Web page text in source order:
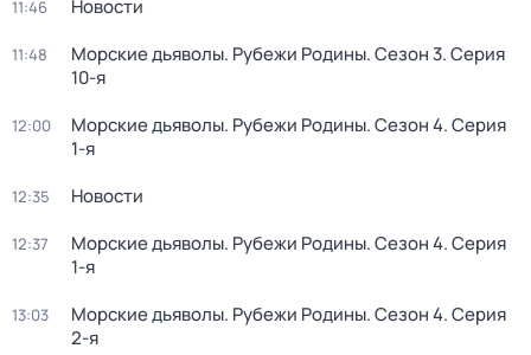
11:46 Новости
11:48 Морские дьяволы. Рубежи Родины. Сезон 3. Серия
10-я
12:00 Морские дьяволы. Рубежи Родины. Сезон 4. Серия
1-я
12:35 Новости
12:37 Морские дьяволы. Рубежи Родины. Сезон 4. Серия
1-я
13:03 Морские дьяволы. Рубежи Родины. Сезон 4. Серия
2-я